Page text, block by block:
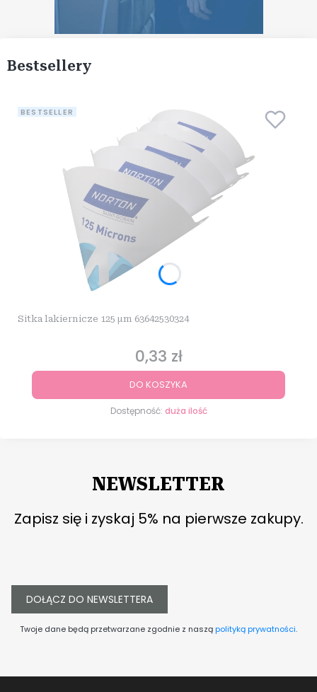
Bestsellery
BESTSELLER
Sitka lakiernicze 125 µm 63642530324
Cena
0,33 zł
DO KOSZYKA
Dostępność: duża ilość
NEWSLETTER
Zapisz się i zyskaj 5% na pierwsze zakupy.
DOŁĄCZ DO NEWSLETTERA
Twoje dane będą przetwarzane zgodnie z nasząpolityką prywatności.